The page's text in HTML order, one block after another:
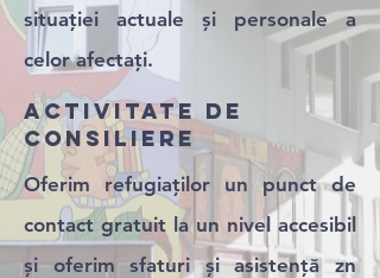
situației actuale și personale a
celor afectați.
ACTIVITATE DE
CONSILIERE
Oferim refugiaților un punct de
contact gratuit la un nivel accesibil
și oferim sfaturi și asistență zn